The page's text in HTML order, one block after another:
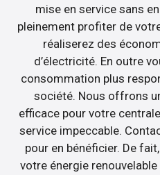
mise en service sans
pleinement profiter de
réaliserez des
d’électricité. En outre
consommation plus
société. Nous offrons
efficace pour votre
service impeccable.
pour en bénéficier. De
votre énergie